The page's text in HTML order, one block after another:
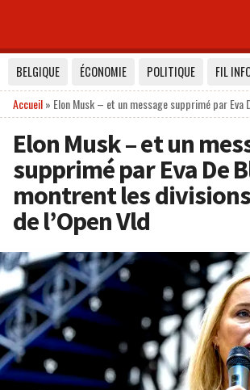
BELGIQUE ÉCONOMIE POLITIQUE FIL
Accueil» Elon Musk – et un message supprimé par
Elon Musk – et un
supprimé par Eva De
montrent les
de l’Open Vld